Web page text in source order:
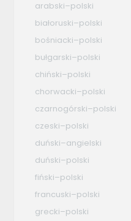
arabski–polski
białoruski–polski
bośniacki–polski
bułgarski–polski
chiński–polski
chorwacki–polski
czarnogórski–polski
czeski–polski
duński–angielski
duński–polski
fiński–polski
francuski–polski
grecki–polski